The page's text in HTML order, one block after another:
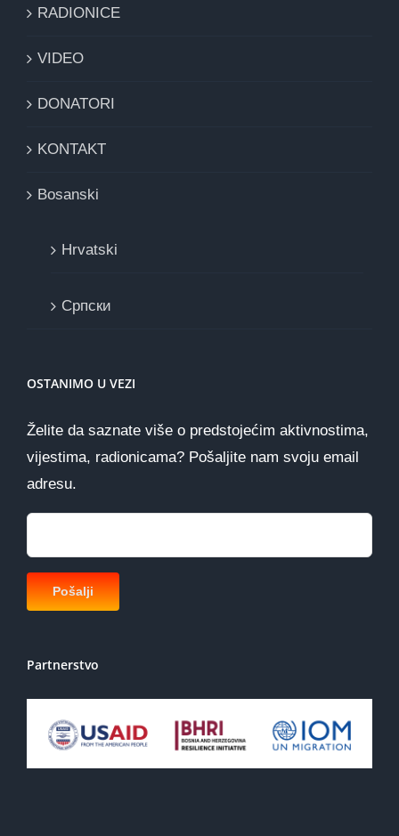
RADIONICE
VIDEO
DONATORI
KONTAKT
Bosanski
Hrvatski
Cрпски
OSTANIMO U VEZI
Želite da saznate više o predstojećim aktivnostima,
vijestima, radionicama? Pošaljite nam svoju email
adresu.
Partnerstvo